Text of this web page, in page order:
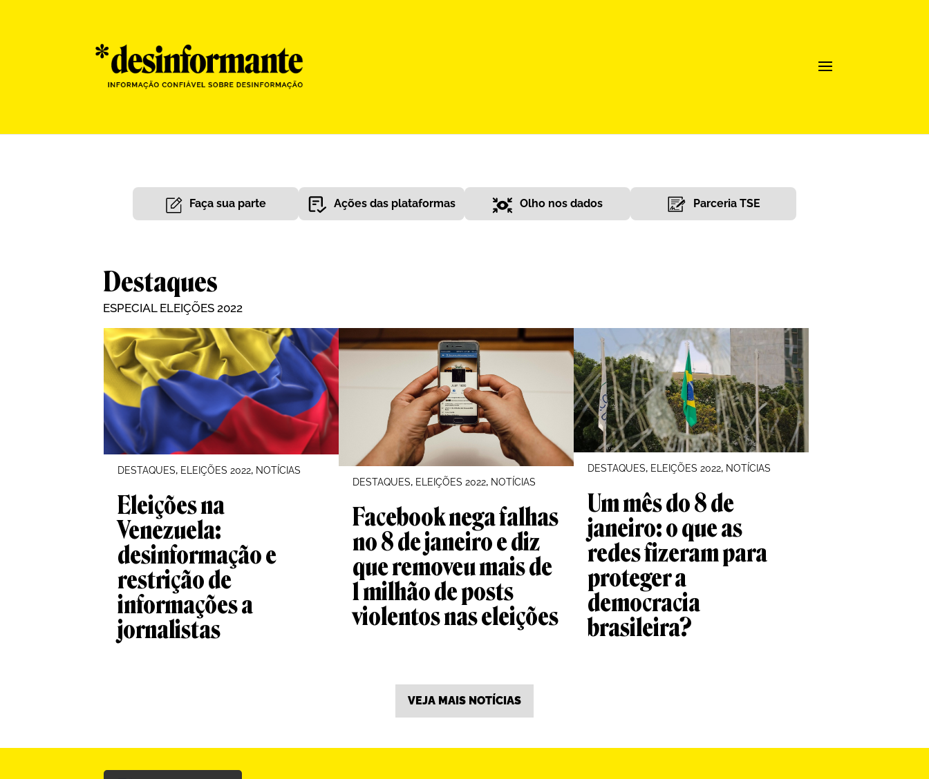
Faça sua parte Ações das plataformas Olho nos dados Parceria TSE
Destaques
ESPECIAL ELEIÇÕES 2022
DESTAQUES, ELEIÇÕES 2022, NOTÍCIAS
Eleições na
Venezuela:
desinformação e
restrição de
informações a
jornalistas
DESTAQUES, ELEIÇÕES 2022, NOTÍCIAS
Facebook nega falhas
no 8 de janeiro e diz
que removeu mais de
1 milhão de posts
violentos nas eleições
DESTAQUES, ELEIÇÕES 2022, NOTÍCIAS
Um mês do 8 de
janeiro: o que as
redes fizeram para
proteger a
democracia
brasileira?
VEJA MAIS NOTÍCIAS